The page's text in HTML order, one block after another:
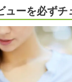
ューを必ずチ